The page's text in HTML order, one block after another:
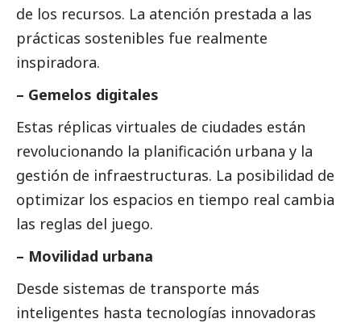
de los recursos. La atención prestada a las
prácticas sostenibles fue realmente
inspiradora.
– Gemelos digitales
Estas réplicas virtuales de ciudades están
revolucionando la planificación urbana y la
gestión de infraestructuras. La posibilidad de
optimizar los espacios en tiempo real cambia
las reglas del juego.
– Movilidad urbana
Desde sistemas de transporte más
inteligentes hasta tecnologías innovadoras